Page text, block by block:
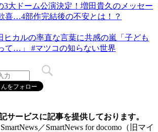
3大ドーム公演決定！増田貴久のメッセー
喜…4部作完結後の不安とは！？
ヒカルの率直な言葉に共感の嵐「子ども
て…」 #マツコの知らない世界
サービスに記事を提供しております。
／SmartNews for docomo（旧マイ